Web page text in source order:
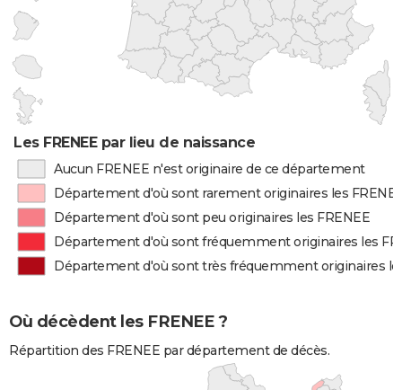
Les FRENEE par lieu de naissance
Aucun FRENEE n'est originaire de ce département
Département d'où sont rarement originaires les
Département d'où sont peu originaires les FRENEE
Département d'où sont fréquemment originaires les
Département d'où sont très fréquemment originaires
Où décèdent les FRENEE ?
Répartition des FRENEE par département de décès.